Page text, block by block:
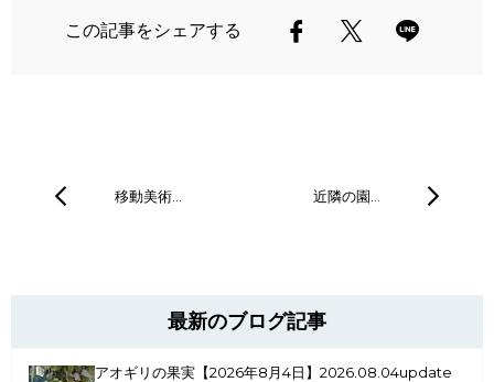
この記事をシェアする
移動美術… 近隣の園…
最新のブログ記事
アオギリの果実【2026年8月4日】 2026.08.04update